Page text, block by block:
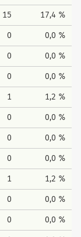
15 17,4 %
0 0,0 %
0 0,0 %
0 0,0 %
1 1,2 %
0 0,0 %
0 0,0 %
0 0,0 %
1 1,2 %
0 0,0 %
0 0,0 %